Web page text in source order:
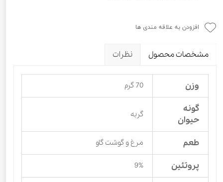
افزودن به علاقه مندی ها
مشخصات محصول نظرات
وزن 70 گرم
گونه
حیوان
گربه
طعم مرغ و گوشت گاو
پروتئین 9%